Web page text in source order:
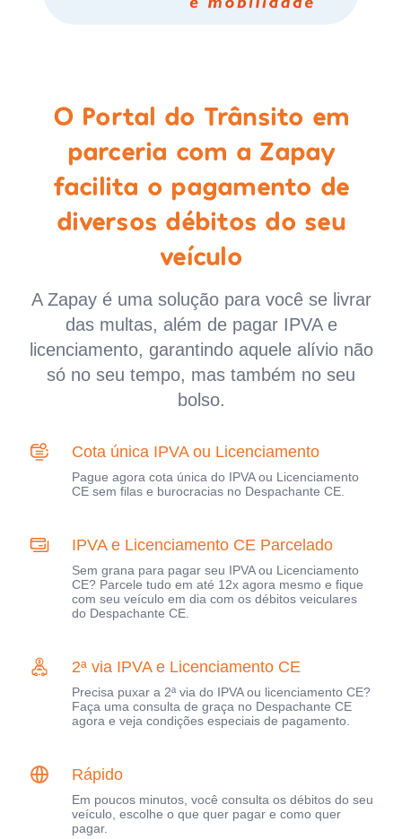
O Portal do Trânsito em
parceria com a Zapay
facilita o pagamento de
diversos débitos do seu
veículo
A Zapay é uma solução para você se livrar
das multas, além de pagar IPVA e
licenciamento, garantindo aquele alívio não
só no seu tempo, mas também no seu
bolso.
Cota única IPVA ou Licenciamento
Pague agora cota única do IPVA ou Licenciamento
CE sem filas e burocracias no Despachante CE.
IPVA e Licenciamento CE Parcelado
Sem grana para pagar seu IPVA ou Licenciamento
CE? Parcele tudo em até 12x agora mesmo e fique
com seu veículo em dia com os débitos veiculares
do Despachante CE.
2ª via IPVA e Licenciamento CE
Precisa puxar a 2ª via do IPVA ou licenciamento CE?
Faça uma consulta de graça no Despachante CE
agora e veja condições especiais de pagamento.
Rápido
Em poucos minutos, você consulta os débitos do seu
veículo, escolhe o que quer pagar e como quer
pagar.